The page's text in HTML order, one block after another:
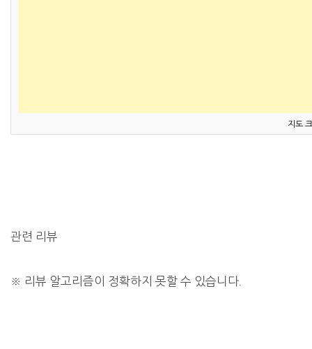
지도
관련 리뷰
※ 리뷰 알고리즘이 정확하지 못할 수 있습니다.